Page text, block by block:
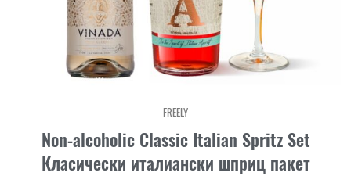
FREELY
Non-alcoholic Classic Italian Spritz Set
Класически италиански шприц пакет